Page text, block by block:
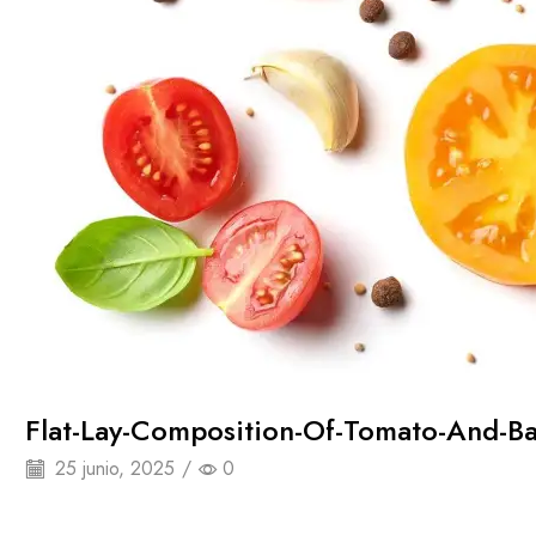
Flat-Lay-Composition-Of-Tomato-And-
25 junio, 2025 / 0